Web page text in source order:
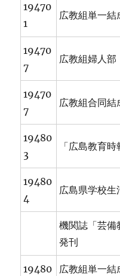
19470
1
広教組単一結
19470
7
広教組婦人部
19470
7
広教組合同結
19480
3
「広島教育
19480
4
広島県学校生
機関誌「芸備
発刊
19480
広教組単一